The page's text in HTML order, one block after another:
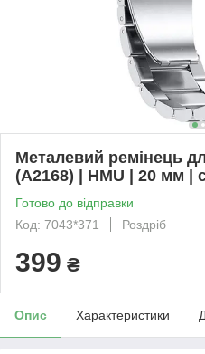
Металевий ремінець
(A2168) | HMU | 20 мм |
Готово до відправки
Код: 7043*371
Роздріб
399 ₴
Опис Характеристики